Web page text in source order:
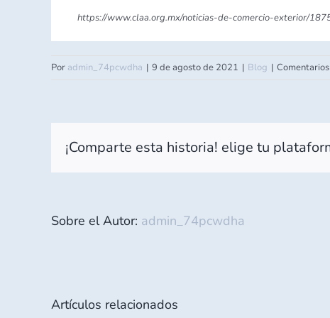
https://www.claa.org.mx/noticias-de-comercio-exterior/
Por admin_74pcwdha | 9 de agosto de 2021 | Blog |
¡Comparte esta historia! elige tu
Sobre el Autor: admin_74pcwdha
Artículos relacionados